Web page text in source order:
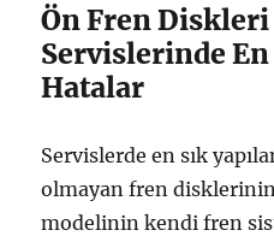
Ön Fren
Servislerinde En
Hatalar
Servislerde en sık
olmayan fren
modelinin kendi fren